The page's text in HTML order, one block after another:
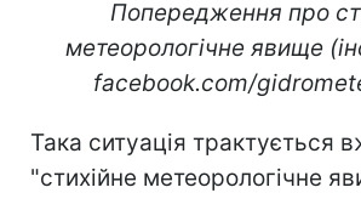
Попередження про
метеорологічне явище
facebook.com/
Така ситуація трактується
"стихійне метеорологічне